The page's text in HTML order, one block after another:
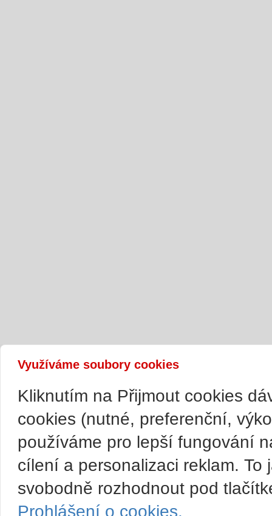
Využíváme soubory cookies
Kliknutím na Přijmout cookies
cookies (nutné, preferenční,
používáme pro lepší fungování
cílení a personalizaci reklam. To
svobodně rozhodnout pod
Prohlášení o cookies.